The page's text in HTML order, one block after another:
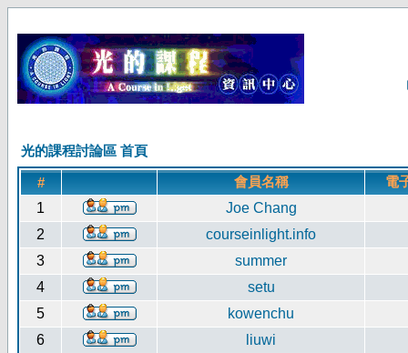
光的課程討論區 首頁
# 會員名稱
電
1
Joe Chang
2
courseinlight.info
3
summer
4
setu
5
kowenchu
6
liuwi